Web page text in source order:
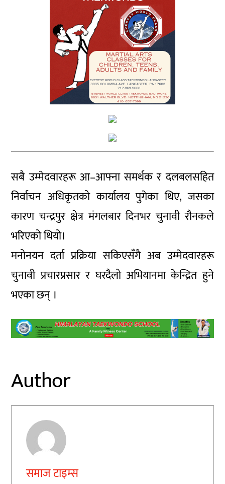
सबै उम्मेदवारहरू आ–आफ्ना समर्थक र दलबलसहित
निर्वाचन अधिकृतको कार्यालय पुगेका थिए, जसका
कारण चन्द्रपुर क्षेत्र मंगलबार दिनभर चुनावी रौनकले
भरिएको थियो।
मनोनयन दर्ता प्रक्रिया सकिएसँगै अब उम्मेदवारहरू
चुनावी प्रचारप्रसार र घरदैलो अभियानमा केन्द्रित हुने
भएका छन् ।
Author
समाज टाइम्स